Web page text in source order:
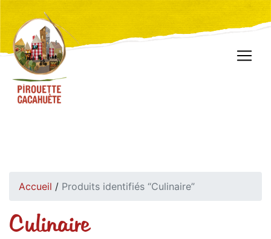
Accueil / Produits identifiés “Culinaire”
Culinaire